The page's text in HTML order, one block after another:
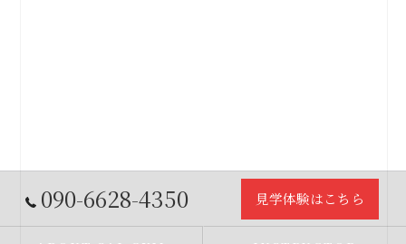
090-6628-4350 見学体験はこちら